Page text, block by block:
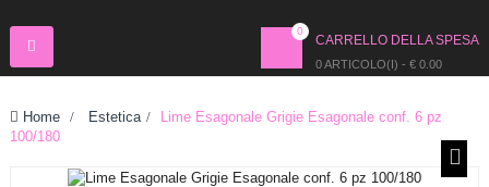
CARRELLO DELLA SPESA
0 ARTICOLO(I) - € 0.00
0
Navigazione
Toggle
Home > Estetica >
Lime Esagonale Grigie Esagonale conf. 6 pz
100/180